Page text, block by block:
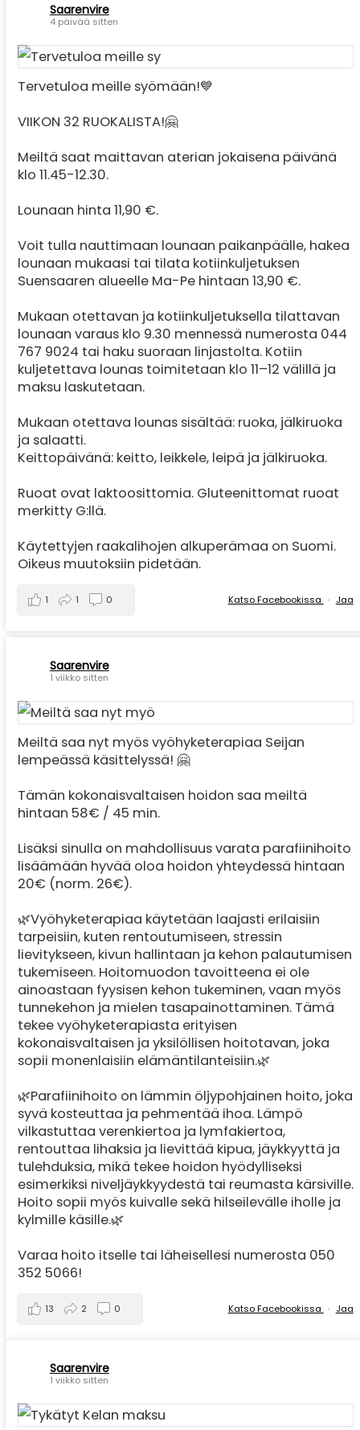
Saarenvire
4 päivää sitten
Tervetuloa meille syömään!💙
VIIKON 32 RUOKALISTA!🤗
Meiltä saat maittavan aterian jokaisena päivänä
klo 11.45-12.30.
Lounaan hinta 11,90 €.
Voit tulla nauttimaan lounaan paikanpäälle, hakea
lounaan mukaasi tai tilata kotiinkuljetuksen
Suensaaren alueelle Ma-Pe hintaan 13,90 €.
Mukaan otettavan ja kotiinkuljetuksella tilattavan
lounaan varaus klo 9.30 mennessä numerosta 044
767 9024 tai haku suoraan linjastolta. Kotiin
kuljetettava lounas toimitetaan klo 11–12 välillä ja
maksu laskutetaan.
Mukaan otettava lounas sisältää: ruoka, jälkiruoka
ja salaatti.
Keittopäivänä: keitto, leikkele, leipä ja jälkiruoka.
Ruoat ovat laktoosittomia. Gluteenittomat ruoat
merkitty G:llä.
Käytettyjen raakalihojen alkuperämaa on Suomi.
Oikeus muutoksiin pidetään.
Katso Facebookissa · Jaa
1 1 0
Saarenvire
1 viikko sitten
Meiltä saa nyt myös vyöhyketerapiaa Seijan
lempeässä käsittelyssä! 🤗
Tämän kokonaisvaltaisen hoidon saa meiltä
hintaan 58€ / 45 min.
Lisäksi sinulla on mahdollisuus varata parafiinihoito
lisäämään hyvää oloa hoidon yhteydessä hintaan
20€ (norm. 26€).
🌿Vyöhyketerapiaa käytetään laajasti erilaisiin
tarpeisiin, kuten rentoutumiseen, stressin
lievitykseen, kivun hallintaan ja kehon palautumisen
tukemiseen. Hoitomuodon tavoitteena ei ole
ainoastaan fyysisen kehon tukeminen, vaan myös
tunnekehon ja mielen tasapainottaminen. Tämä
tekee vyöhyketerapiasta erityisen
kokonaisvaltaisen ja yksilöllisen hoitotavan, joka
sopii monenlaisiin elämäntilanteisiin.🌿
🌿Parafiinihoito on lämmin öljypohjainen hoito, joka
syvä kosteuttaa ja pehmentää ihoa. Lämpö
vilkastuttaa verenkiertoa ja lymfakiertoa,
rentouttaa lihaksia ja lievittää kipua, jäykkyyttä ja
tulehduksia, mikä tekee hoidon hyödylliseksi
esimerkiksi niveljäykkyydestä tai reumasta kärsiville.
Hoito sopii myös kuivalle sekä hilseilevälle iholle ja
kylmille käsille.🌿
Varaa hoito itselle tai läheisellesi numerosta 050
352 5066!
Katso Facebookissa · Jaa
13 2 0
Saarenvire
1 viikko sitten